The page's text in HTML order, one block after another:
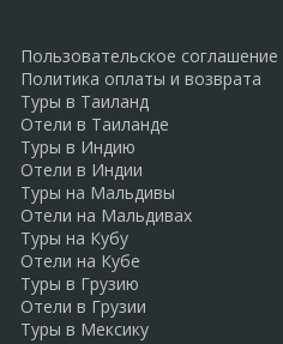
Пользовательское соглашение
Политика оплаты и возврата
Туры в Таиланд
Отели в Таиланде
Туры в Индию
Отели в Индии
Туры на Мальдивы
Отели на Мальдивах
Туры на Кубу
Отели на Кубе
Туры в Грузию
Отели в Грузии
Туры в Мексику